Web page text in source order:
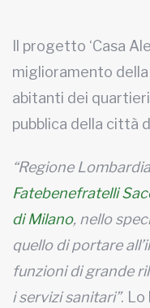
Il progetto ‘Casa
miglioramento
abitanti dei
pubblica della città
“Regione
Fatebenefratelli
di Milano, nello
quello di portare
funzioni di grande
i servizi sanitari”. Lo